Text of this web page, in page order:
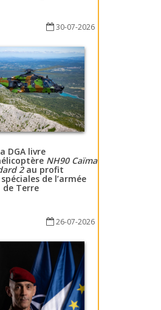
30-07-2026
DGA livre
NH90 Caïman
2au profit
de l’armée
de Terre
26-07-2026